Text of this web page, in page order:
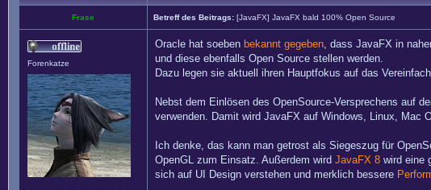
Frase Betreff des Beitrags: [JavaFX] JavaFX bald 100% Open Source
Forenkatze
Oracle hat soeben bekannt gegeben, dass JavaFX in
und diese ebenfalls Open Source stellen werden.
Dazu legen sie aktuell ihren Hauptfokus auf das
Nebst dem Einlösen des OpenSource-Versprechens auf
verwenden. Damit wird JavaFX auf Windows, Linux, Mac
Ich denke, das kann man getrost als Siegeszug für
OpenGL zum Einsatz. Außerdem wird JavaFX 8 wird eine
sich auf UI Design verstehen und merklich bessere